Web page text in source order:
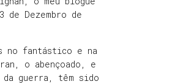
de Dezembro de
no fantástico e na
o abençoado, e
da guerra, têm sido